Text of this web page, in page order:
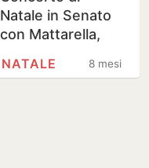
Natale in Senato
con Mattarella,
canta nell'Aula8 mesi
NATALE